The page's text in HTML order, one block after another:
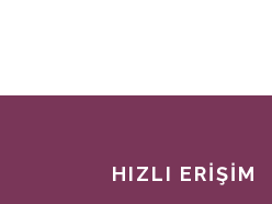
HIZLI ERİŞİM